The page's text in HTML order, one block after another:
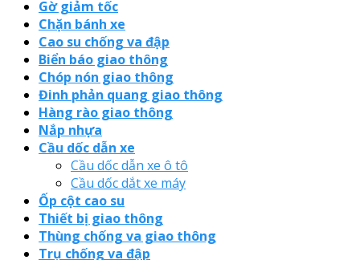
Gờ giảm tốc
Chặn bánh xe
Cao su chống va đập
Biển báo giao thông
Chóp nón giao thông
Đinh phản quang giao thông
Hàng rào giao thông
Nắp nhựa
Cầu dốc dẫn xe
Cầu dốc dẫn xe ô tô
Cầu dốc dắt xe máy
Ốp cột cao su
Thiết bị giao thông
Thùng chống va giao thông
Trụ chống va đập